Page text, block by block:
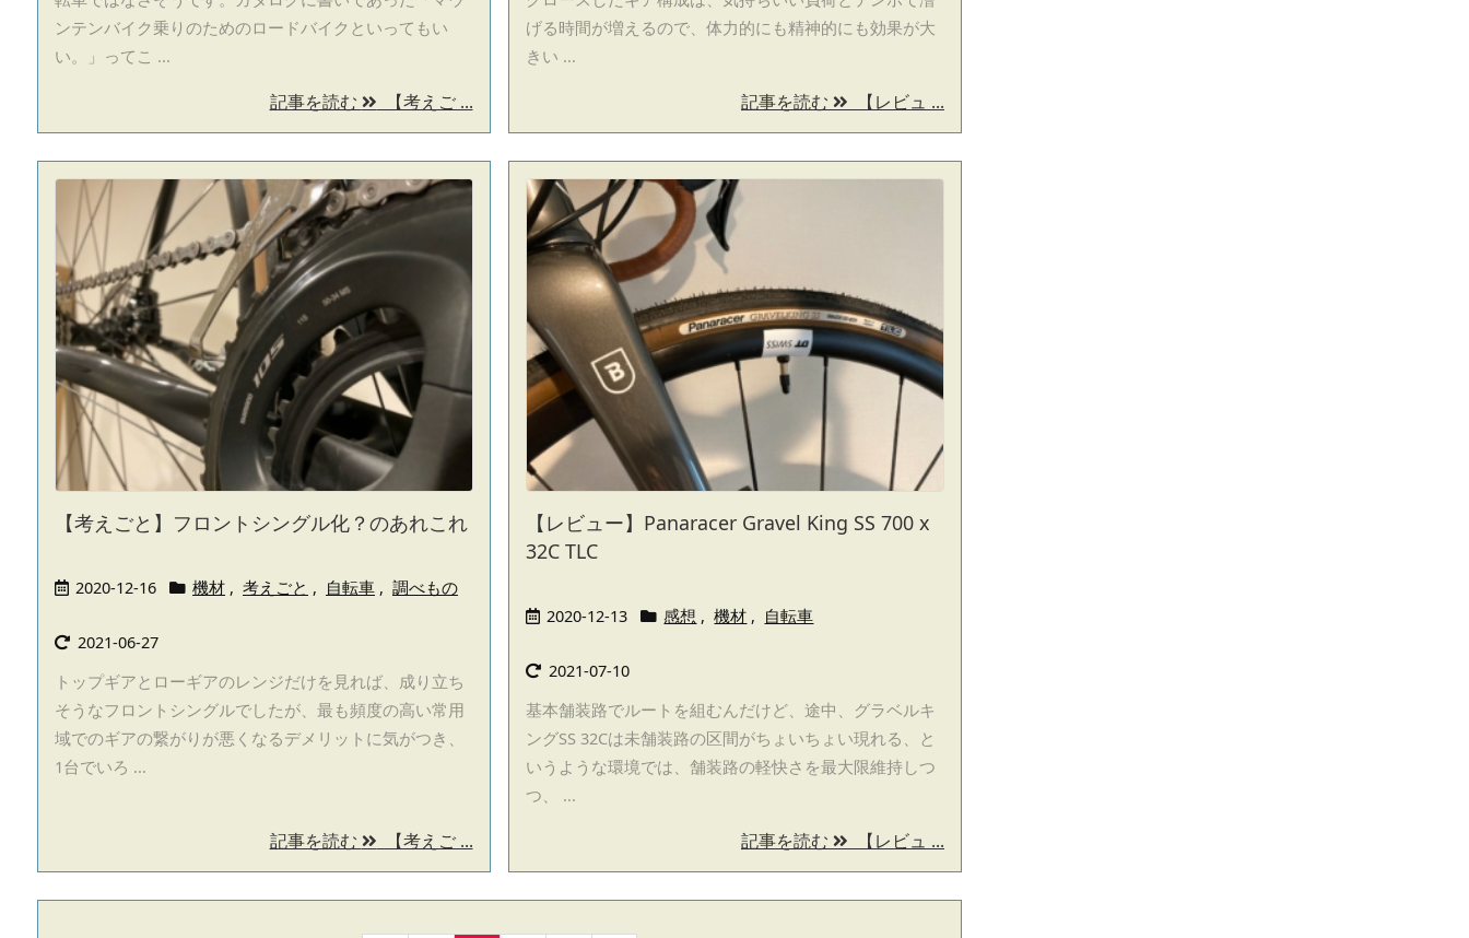
ンテンバイク乗りのためのロードバイクといってもい
い。」ってこ ...
記事を読む 【考えご ...
げる時間が増えるので、体力的にも精神的にも効果が大
きい ...
記事を読む 【レビュ ...
【考えごと】フロントシングル化？のあれこれ
2020-12-16 機材 , 考えごと , 自転車 , 調べもの
2021-06-27
トップギアとローギアのレンジだけを見れば、成り立ち
そうなフロントシングルでしたが、最も頻度の高い常用
域でのギアの繋がりが悪くなるデメリットに気がつき、
1台でいろ ...
記事を読む 【考えご ...
【レビュー】Panaracer Gravel King SS 700 x
32C TLC
2020-12-13 感想 , 機材 , 自転車
2021-07-10
基本舗装路でルートを組むんだけど、途中、グラベルキ
ングSS 32Cは未舗装路の区間がちょいちょい現れる、と
いうような環境では、舗装路の軽快さを最大限維持しつ
つ、 ...
記事を読む 【レビュ ...